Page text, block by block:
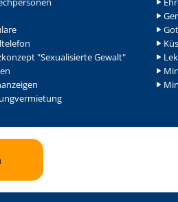
"Sexualisierte Gewalt"